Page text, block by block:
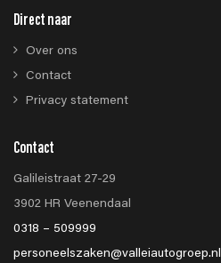
Direct naar
Over ons
Contact
Privacy statement
Contact
Galileistraat 27-29
3902 HR Veenendaal
0318 – 509999
personeelszaken@valleiautogroep.nl